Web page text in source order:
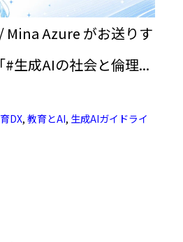
Mina Azure がお送りす
生成AIの社会と倫理...
DX, 教育とAI, 生成AIガイドライ